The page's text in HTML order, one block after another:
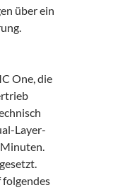
über ein
One, die
Layer-